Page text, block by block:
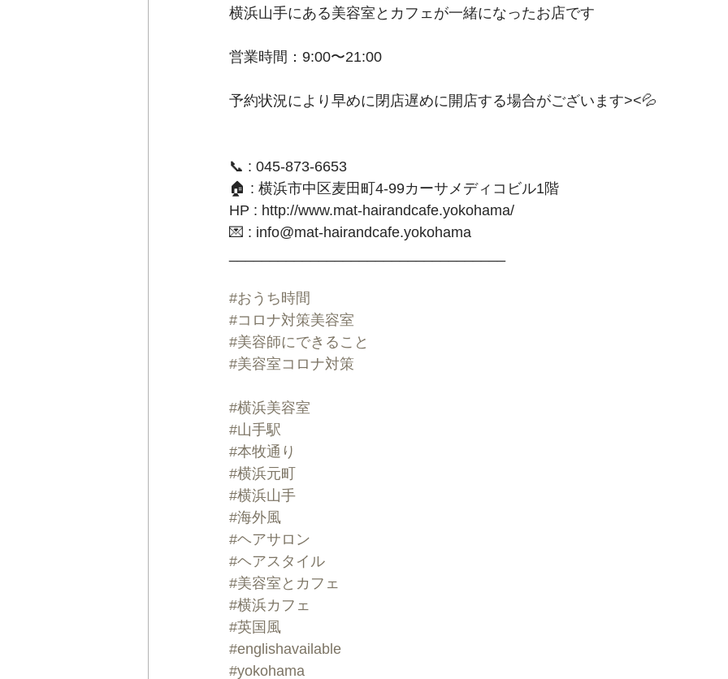
横浜山手にある美容室とカフェが一緒になったお店です﻿
営業時間：9:00〜21:00 ﻿
予約状況により早めに閉店遅めに開店する場合がございます><💦﻿
📞 : 045-873-6653﻿
🏠 : 横浜市中区麦田町4-99カーサメディコビル1階﻿
HP : http://www.mat-hairandcafe.yokohama/﻿
💌 : info@mat-hairandcafe.yokohama﻿
#おうち時間
#コロナ対策美容室
#美容師にできること
#美容室コロナ対策
#横浜美容室
#山手駅
#本牧通り
#横浜元町
#横浜山手
#海外風
#ヘアサロン
#ヘアスタイル
#美容室とカフェ
#横浜カフェ
#英国風
#englishavailable
#yokohama